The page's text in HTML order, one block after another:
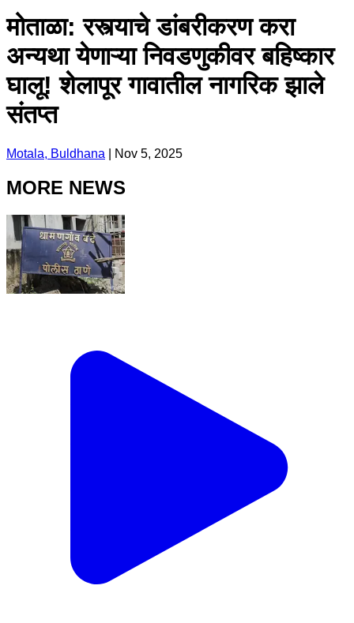
मोताळा: रस्त्याचे डांबरीकरण करा
अन्यथा येणाऱ्या निवडणुकीवर बहिष्कार
घालू! शेलापूर गावातील नागरिक झाले
संतप्त
Motala, Buldhana Nov 5, 2025
MORE NEWS